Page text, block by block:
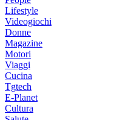
Lifestyle
Videogiochi
Donne
Magazine
Motori
Viaggi
Cucina
Tgtech
E-Planet
Cultura